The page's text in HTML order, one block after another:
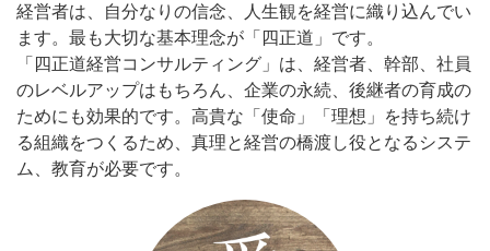
経営者は、自分なりの信念、人生観を経営に織り込んでい
ます。最も大切な基本理念が「四正道」です。
「四正道経営コンサルティング」は、経営者、幹部、社員
のレベルアップはもちろん、企業の永続、後継者の育成の
ためにも効果的です。高貴な「使命」「理想」を持ち続け
る組織をつくるため、真理と経営の橋渡し役となるシステ
ム、教育が必要です。